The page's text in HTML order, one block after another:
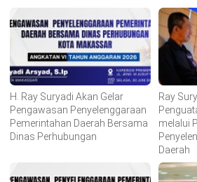
H. Ray Suryadi Akan Gelar
Pengawasan Penyelenggaraan
Pemerintahan Daerah Bersama
Dinas Perhubungan
Ray
melalui
Daerah